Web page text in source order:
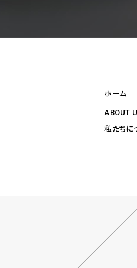
ホーム
ABOUT
私たちに